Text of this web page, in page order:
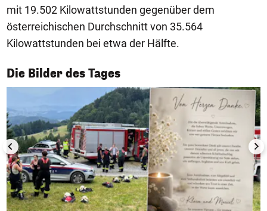
mit 19.502 Kilowattstunden gegenüber dem
österreichischen Durchschnitt von 35.564
Kilowattstunden bei etwa der Hälfte.
Die Bilder des Tages
1/50